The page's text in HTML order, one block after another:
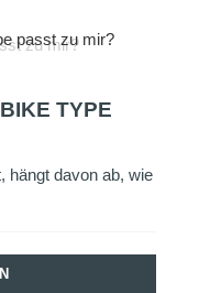
passt zu mir?
TYPE
hängt davon ab, wie